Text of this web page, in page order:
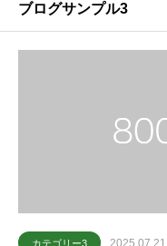
ブログサンプル3
カテゴリー3 2025.07.21